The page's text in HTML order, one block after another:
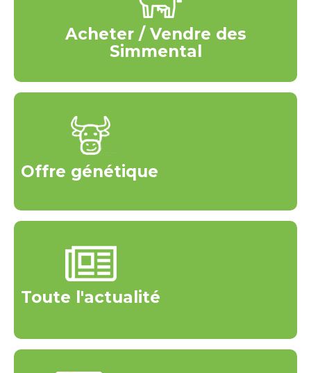
Acheter / Vendre des
Simmental
Offre génétique
Toute l'actualité